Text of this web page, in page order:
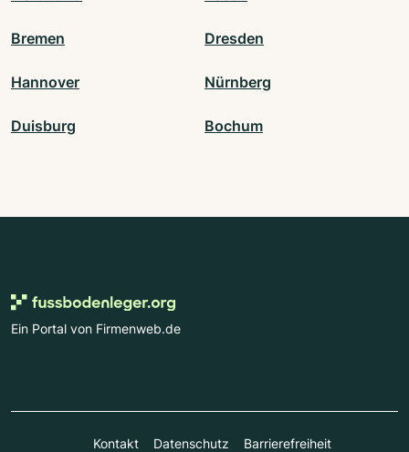
Bremen Dresden
Hannover Nürnberg
Duisburg Bochum
Ein Portal von Firmenweb.de
Kontakt Datenschutz Barrierefreiheit